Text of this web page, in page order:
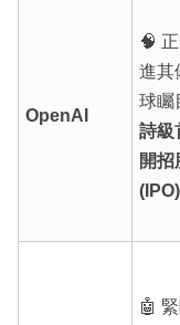
OpenAI
🧠
進其
球矚
詩級
開招
(IPO)
🤖